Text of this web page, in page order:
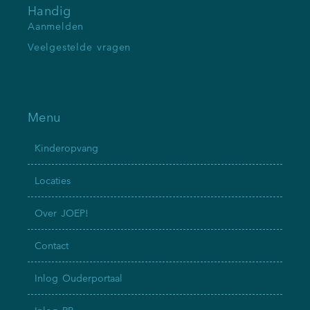
Handig
Aanmelden
Veelgestelde vragen
Menu
Kinderopvang
Locaties
Over JOEP!
Contact
Inlog Ouderportaal